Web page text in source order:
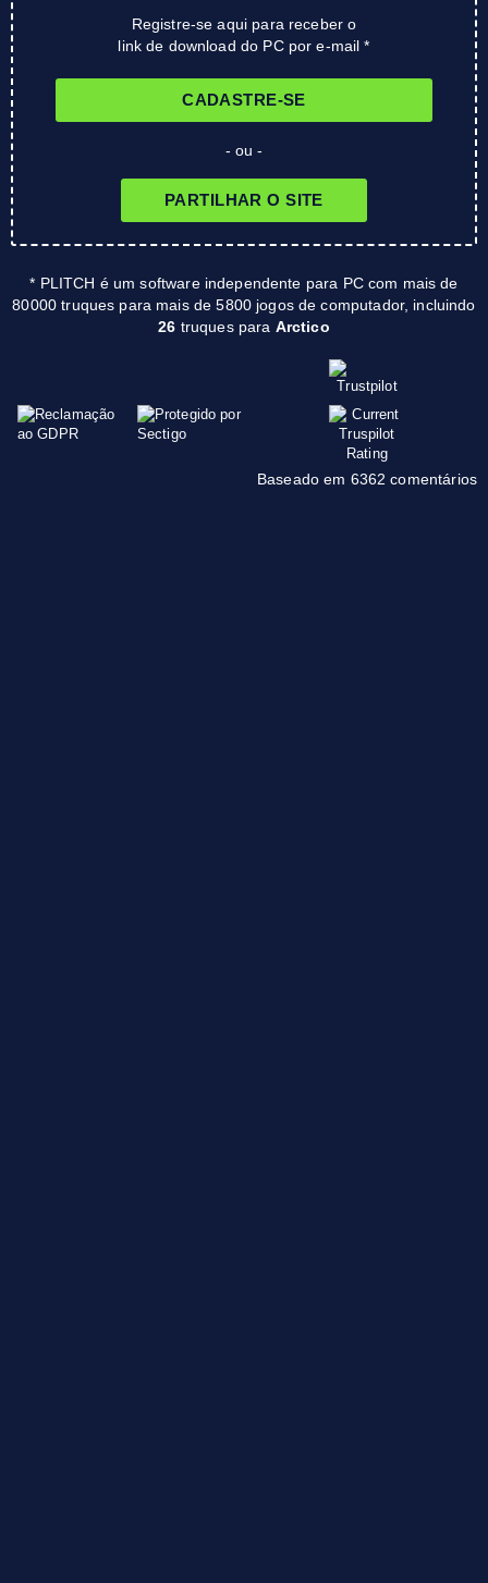
Registre-se aqui para receber o
link de download do PC por e-mail *
CADASTRE-SE
- ou -
PARTILHAR O SITE
* PLITCH é um software independente para PC com mais de
80000 truques para mais de 5800 jogos de computador, incluindo
26 truques para Arctico
Baseado em 6362 comentários